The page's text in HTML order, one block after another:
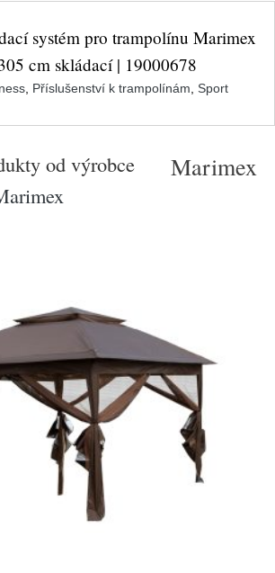
systém pro trampolínu Marimex
cm skládací | 19000678
, Příslušenství k trampolínám Sport
od výrobce
Marimex